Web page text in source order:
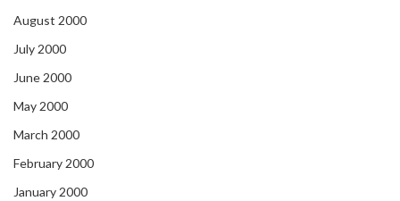
August 2000
July 2000
June 2000
May 2000
March 2000
February 2000
January 2000